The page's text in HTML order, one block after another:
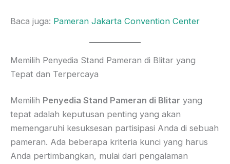
Baca juga: Pameran Jakarta Convention Center
Memilih Penyedia Stand Pameran di Blitar yang
Tepat dan Terpercaya
Memilih Penyedia Stand Pameran di Blitar yang
tepat adalah keputusan penting yang akan
memengaruhi kesuksesan partisipasi Anda di sebuah
pameran. Ada beberapa kriteria kunci yang harus
Anda pertimbangkan, mulai dari pengalaman